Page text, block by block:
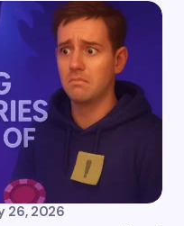
26, 2026